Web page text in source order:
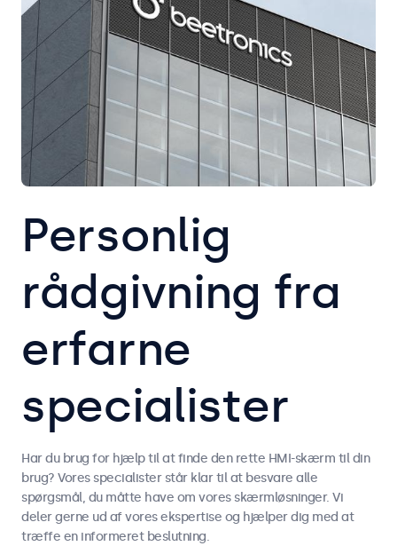
Personlig
rådgivning fra
erfarne
specialister
Har du brug for hjælp til at finde den rette HMI-skærm til din
brug? Vores specialister står klar til at besvare alle
spørgsmål, du måtte have om vores skærmløsninger. Vi
deler gerne ud af vores ekspertise og hjælper dig med at
træffe en informeret beslutning.